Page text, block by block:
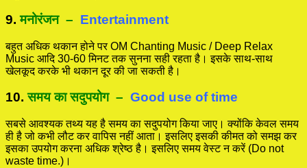
9.मनोरंजन – Entertainment
बहुत अधिक थकान होने पर OM Chanting Music / Deep Relax
Music आदि 30-60 मिनट तक सुनना सही रहता है। इसके साथ-साथ
खेलकूद करके भी थकान दूर की जा सकती है।
10.समय का सदुपयोग – Good use of time
सबसे आवश्यक तथ्य यह है समय का सदुपयोग किया जाए। क्योंकि केवल समय
ही है जो कभी लौट कर वापिस नहीं आता। इसलिए इसकी कीमत को समझ कर
इसका उपयोग करना अधिक श्रेष्ठ है। इसलिए समय वेस्ट न करें (Do not
waste time.)।